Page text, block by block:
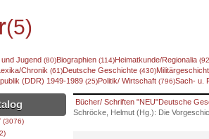
(5)
und Jugend (80)Biographien (114)Heimatkunde/Regionalia
Chronik (61)Deutsche Geschichte (430)
(DDR) 1949-1989 (25)Politik/ Wirtschaft (796)Sach- u.
(3076)
Bücher/ Schriften "NEU"Deutsche
Schröcke, Helmut (Hg.): Die